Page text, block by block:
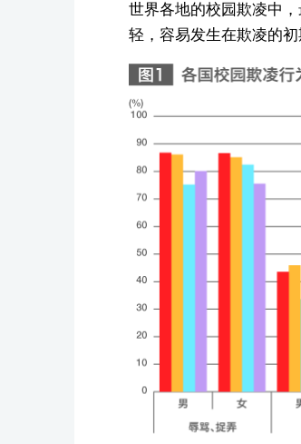
世界各地的校园欺凌中
轻，容易发生在欺凌的初